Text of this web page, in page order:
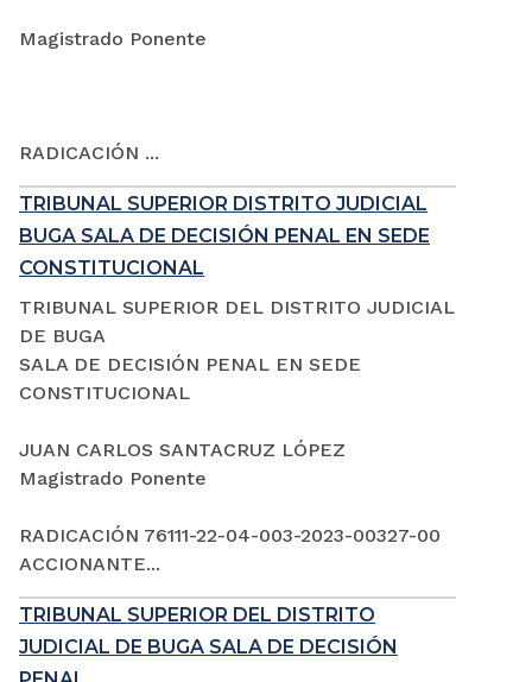
Magistrado Ponente
RADICACIÓN ...
TRIBUNAL SUPERIOR DISTRITO JUDICIAL
BUGA SALA DE DECISIÓN PENAL EN SEDE
CONSTITUCIONAL
TRIBUNAL SUPERIOR DEL DISTRITO JUDICIAL
DE BUGA
SALA DE DECISIÓN PENAL EN SEDE
CONSTITUCIONAL
JUAN CARLOS SANTACRUZ LÓPEZ
Magistrado Ponente
RADICACIÓN 76111-22-04-003-2023-00327-00
ACCIONANTE...
TRIBUNAL SUPERIOR DEL DISTRITO
JUDICIAL DE BUGA SALA DE DECISIÓN